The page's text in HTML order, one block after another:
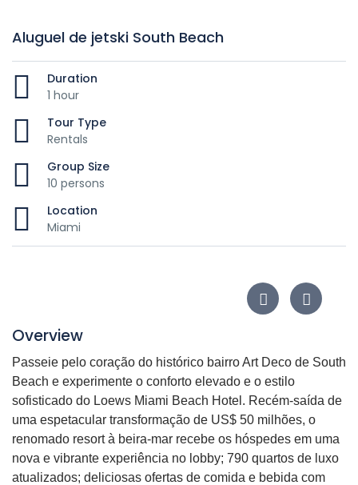
Aluguel de jetski South Beach
Duration
1 hour
Tour Type
Rentals
Group Size
10 persons
Location
Miami
Overview
Passeie pelo coração do histórico bairro Art Deco de South
Beach e experimente o conforto elevado e o estilo
sofisticado do Loews Miami Beach Hotel. Recém-saída de
uma espetacular transformação de US$ 50 milhões, o
renomado resort à beira-mar recebe os hóspedes em uma
nova e vibrante experiência no lobby; 790 quartos de luxo
atualizados; deliciosas ofertas de comida e bebida com